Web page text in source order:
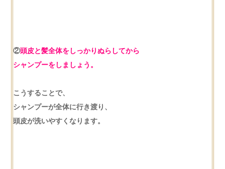
②頭皮と髪全体をしっかりぬらしてから
シャンプーをしましょう。
こうすることで、
シャンプーが全体に行き渡り、
頭皮が洗いやすくなります。